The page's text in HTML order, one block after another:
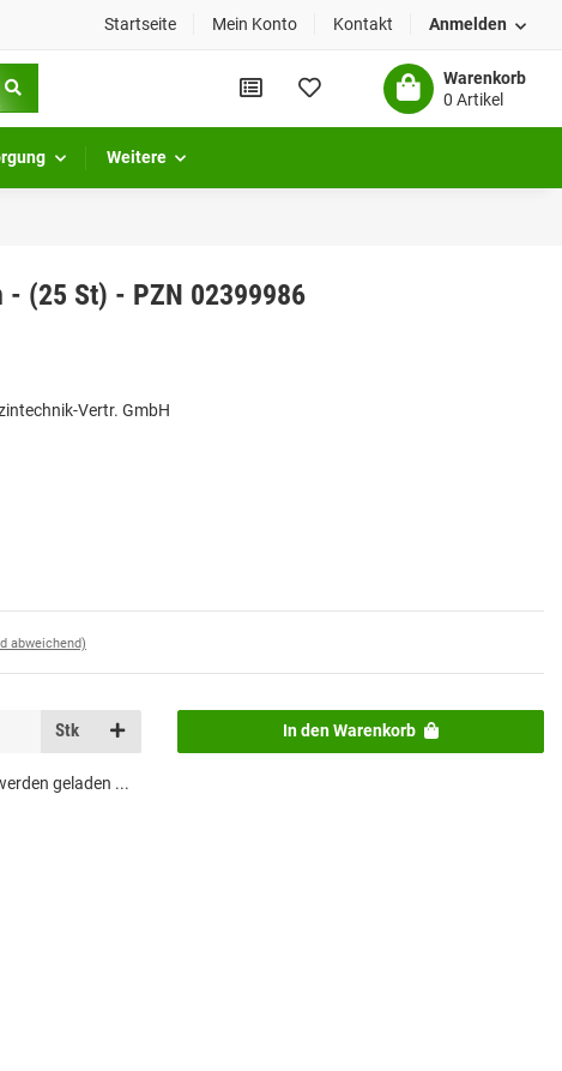
Startseite Mein Konto Kontakt Anmelden
Warenkorb
0 Artikel
Weitere
(25 St) - PZN 02399986
Vertr. GmbH
abweichend)
Stk In den Warenkorb
geladen ...